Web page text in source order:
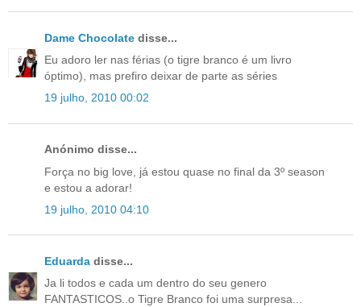
Dame Chocolate disse...
Eu adoro ler nas férias (o tigre branco é um livro
óptimo), mas prefiro deixar de parte as séries
19 julho, 2010 00:02
Anónimo disse...
Força no big love, já estou quase no final da 3º season
e estou a adorar!
19 julho, 2010 04:10
Eduarda disse...
Ja li todos e cada um dentro do seu genero
FANTASTICOS..o Tigre Branco foi uma surpresa...